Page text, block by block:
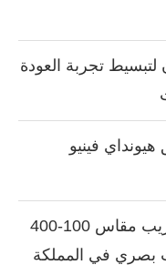
لتبسيط تجربة العودة
فينيو
سوني تطلق عدسة FE فائقة التقريب مقاس 100-400
نظام تثبيت بصري في المملكة